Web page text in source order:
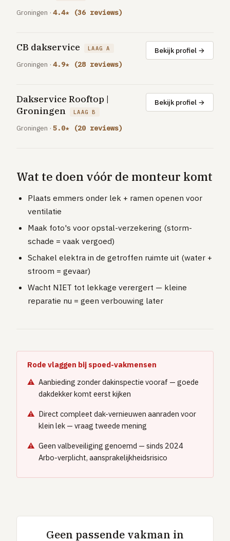
Groningen · 4.4★ (36 reviews)
CB dakservice LAAG A
Groningen · 4.9★ (28 reviews)
Bekijk profiel →
Dakservice Rooftop |
Groningen
LAAG B
Groningen · 5.0★ (20 reviews)
Bekijk profiel →
Wat te doen vóór de monteur komt
Plaats emmers onder lek + ramen openen voor
ventilatie
Maak foto's voor opstal-verzekering (storm-
schade = vaak vergoed)
Schakel elektra in de getroffen ruimte uit (water +
stroom = gevaar)
Wacht NIET tot lekkage verergert — kleine
reparatie nu = geen verbouwing later
Rode vlaggen bij spoed-vakmensen
Aanbieding zonder dakinspectie vooraf — goede
dakdekker komt eerst kijken
Direct compleet dak-vernieuwen aanraden voor
klein lek — vraag tweede mening
Geen valbeveiliging genoemd — sinds 2024
Arbo-verplicht, aansprakelijkheidsrisico
Geen passende vakman in